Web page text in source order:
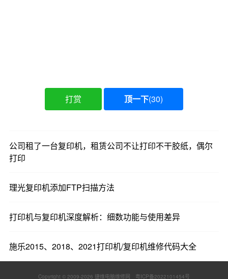
打赏 顶一下(30)
公司租了一台复印机，租赁公司不让打印不干胶纸，偶尔
打印
理光复印机添加FTP扫描方法
打印机与复印机深度解析：细数功能与使用差异
施乐2015、2018、2021打印机/复印机维修代码大全
Copyright © 2009-2026 捷维电脑维修网 粤ICP备2022101454号